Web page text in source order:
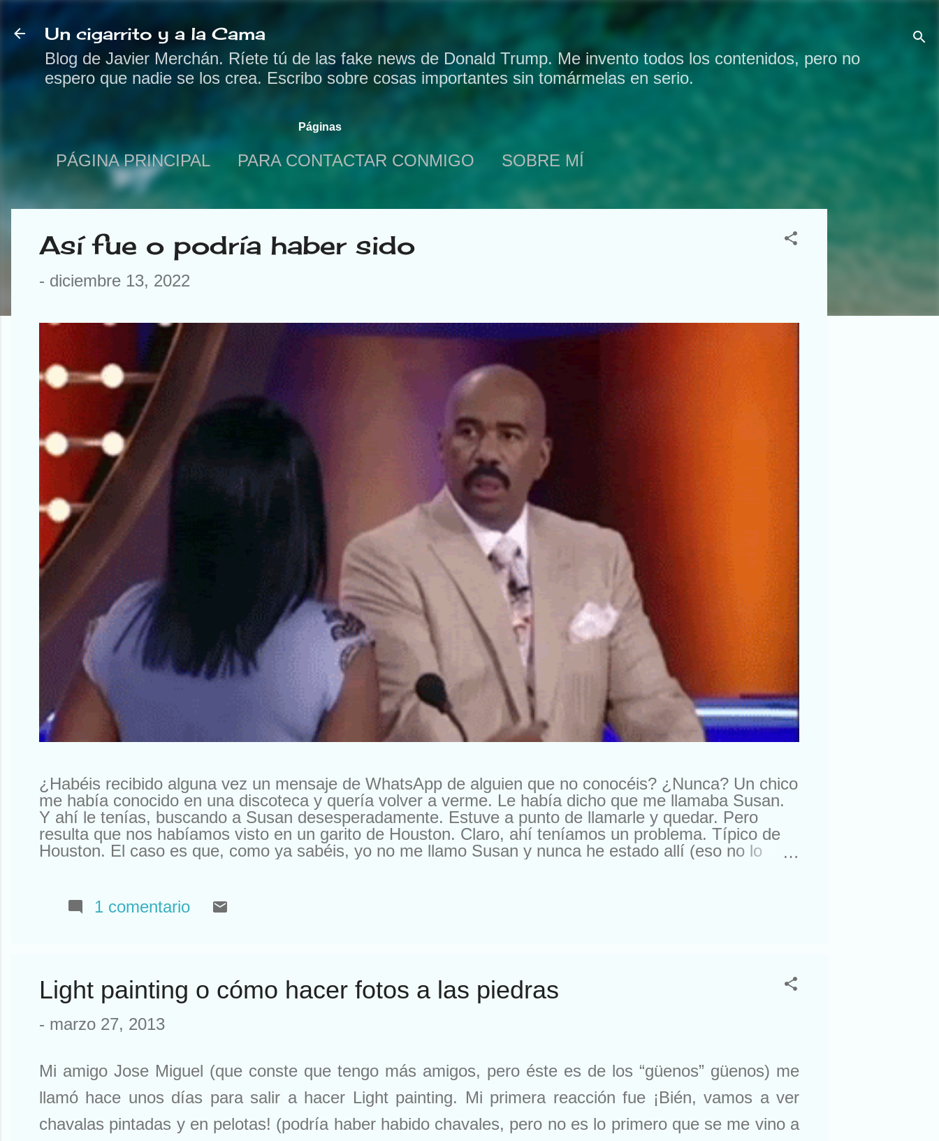
Un cigarrito y a la Cama
Blog de Javier Merchán. Ríete tú de las fake news de Donald Trump. Me invento todos los contenidos, pero no
espero que nadie se los crea. Escribo sobre cosas importantes sin tomármelas en serio.
Páginas
PÁGINA PRINCIPAL PARA CONTACTAR CONMIGO SOBRE MÍ
Así fue o podría haber sido
- diciembre 13, 2022
¿Habéis recibido alguna vez un mensaje de WhatsApp de alguien que no conocéis? ¿Nunca? Un chico
me había conocido en una discoteca y quería volver a verme. Le había dicho que me llamaba Susan.
Y ahí le tenías, buscando a Susan desesperadamente. Estuve a punto de llamarle y quedar. Pero
resulta que nos habíamos visto en un garito de Houston. Claro, ahí teníamos un problema. Típico de
Houston. El caso es que, como ya sabéis, yo no me llamo Susan y nunca he estado allí (eso no lo
tengo ningún Rolex a la venta. Otros me escriben para cambiarme de compañía. Con lo que me gusta
a mí la compañía que tengo. Que no les cambio por nada del mundo. Buena gente, amigos de sus
1 comentario
Light painting o cómo hacer fotos a las piedras
- marzo 27, 2013
Mi amigo Jose Miguel (que conste que tengo más amigos, pero éste es de los “güenos” güenos) me
llamó hace unos días para salir a hacer Light painting. Mi primera reacción fue ¡Bién, vamos a ver
chavalas pintadas y en pelotas! (podría haber habido chavales, pero no es lo primero que se me vino a